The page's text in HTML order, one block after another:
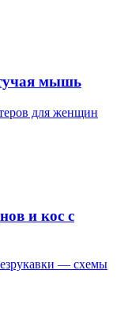
мышь
для женщин
и кос с
— схемы